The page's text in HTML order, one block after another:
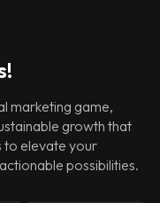
marketing game,
growth that
to elevate your
possibilities.